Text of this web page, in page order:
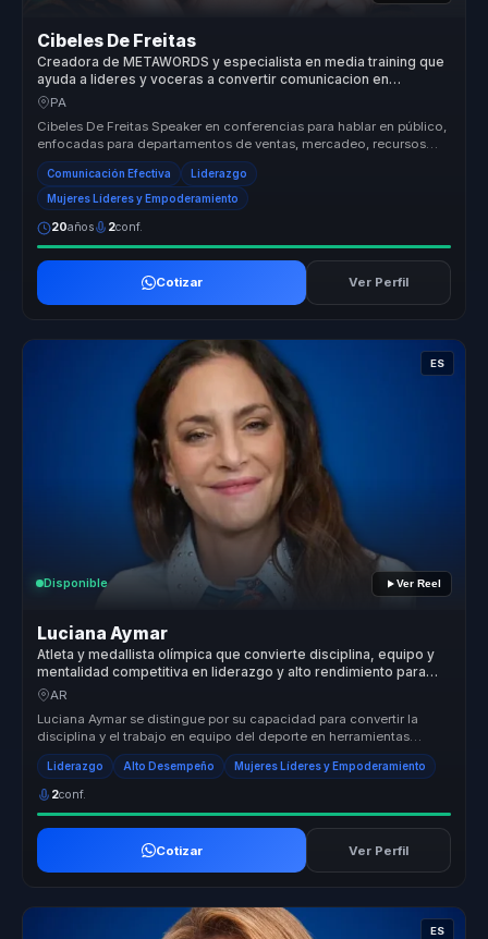
Cibeles De Freitas
Creadora de METAWORDS y especialista en media training que
ayuda a lideres y voceras a convertir comunicacion en
influencia, autoridad y visibilidad.
PA
Cibeles De Freitas Speaker en conferencias para hablar en público,
enfocadas para departamentos de ventas, mercadeo, recursos
humanos, at...
Comunicación Efectiva Liderazgo
Mujeres Líderes y Empoderamiento
20años 2conf.
Cotizar Ver Perfil
ES
Disponible Ver Reel
Luciana Aymar
Atleta y medallista olímpica que convierte disciplina, equipo y
mentalidad competitiva en liderazgo y alto rendimiento para
organizaciones.
AR
Luciana Aymar se distingue por su capacidad para convertir la
disciplina y el trabajo en equipo del deporte en herramientas
poderosas par...
Liderazgo Alto Desempeño Mujeres Líderes y Empoderamiento
2conf.
Cotizar Ver Perfil
ES